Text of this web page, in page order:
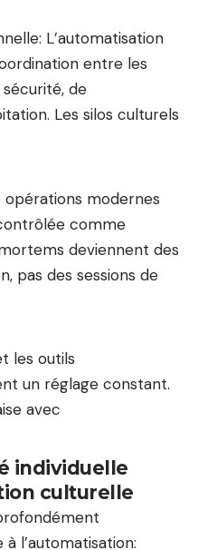
L’automatisation
entre les
de
Les silos culturels
opérations modernes
comme
deviennent des
pas des sessions de
les outils
un réglage constant.
avec
individuelle
culturelle
l’automatisation: